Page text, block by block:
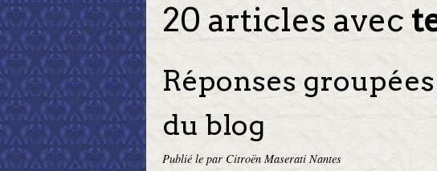
20 articles avec
Réponses
du blog
Publié le par Citroën Maserati Nantes